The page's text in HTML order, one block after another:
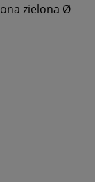
zielona Ø